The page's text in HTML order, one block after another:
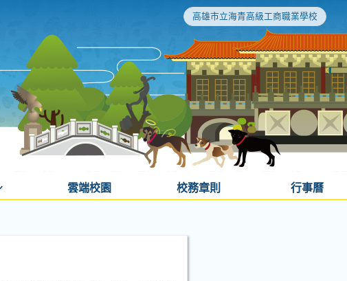
高雄市立海青高級工商職業學校
雲端校園 校務章則 行事曆